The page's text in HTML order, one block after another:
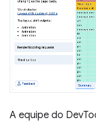
A equipe do